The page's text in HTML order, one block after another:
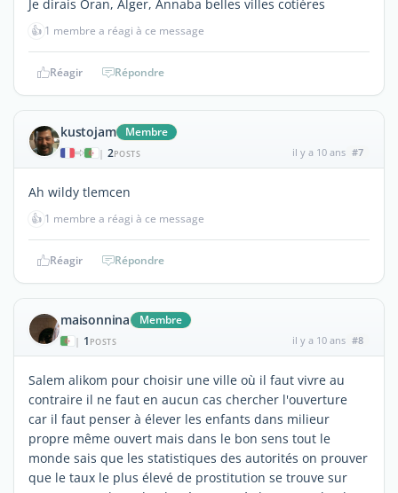
Je dirais Oran, Alger, Annaba belles villes cotières
👍 1 membre a réagi à ce message
Réagir Répondre
kustojam Membre
| 2POSTS il y a 10 ans #7
Ah wildy tlemcen
👍 1 membre a réagi à ce message
Réagir Répondre
maisonnina Membre
| 1 POSTS il y a 10 ans #8
Salem alikom pour choisir une ville où il faut vivre au
contraire il ne faut en aucun cas chercher l'ouverture
car il faut penser à élever les enfants dans milieur
propre même ouvert mais dans le bon sens tout le
monde sais que les statistiques des autorités on prouver
que le taux le plus élevé de prostitution se trouve sur